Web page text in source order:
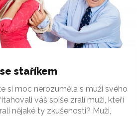
staříkem
si moc nerozuměla s muži svého
váš spíše zralí muži, kteří
nějaké ty zkušenosti? Muži,